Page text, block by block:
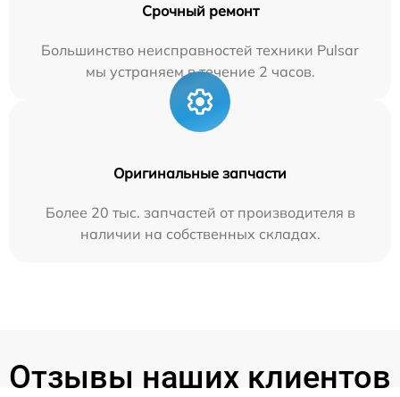
Срочный ремонт
Большинство неисправностей техники Pulsar
мы устраняем в течение 2 часов.
Оригинальные запчасти
Более 20 тыс. запчастей от производителя в
наличии на собственных складах.
Отзывы наших клиентов